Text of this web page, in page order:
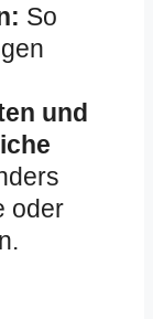
So
und
oder